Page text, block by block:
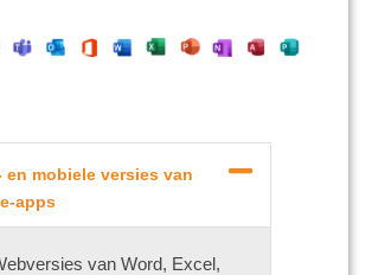
en mobiele versies van
apps
van Word, Excel,